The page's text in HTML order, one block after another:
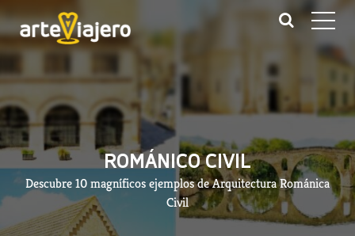
ROMÁNICO CIVIL
Descubre 10 magníficos ejemplos de Arquitectura Románica
Civil